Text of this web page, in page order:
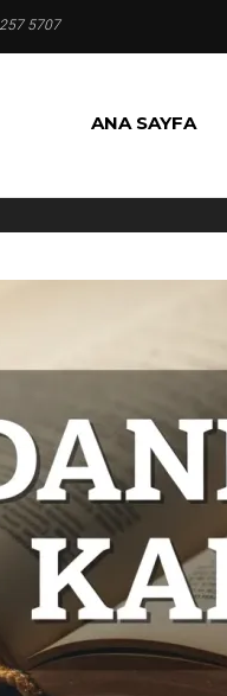
5707
ANA SAYFA